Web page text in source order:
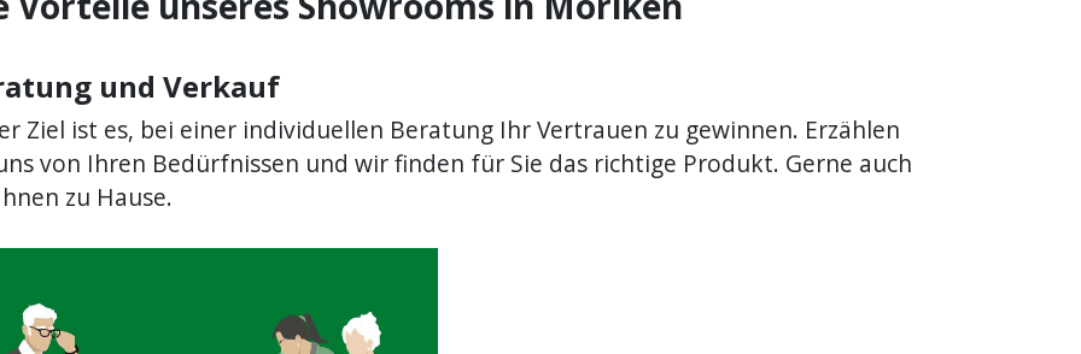
und Verkauf
Ziel ist es, bei einer individuellen Beratung Ihr Vertrauen zu gewinnen. Erzählen
von Ihren Bedürfnissen und wir finden für Sie das richtige Produkt. Gerne auch
zu Hause.